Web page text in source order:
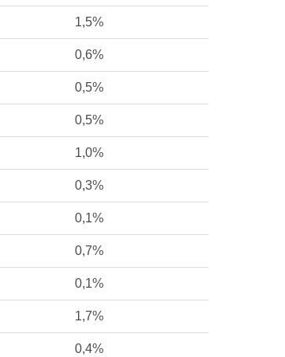
1,5%
0,6%
0,5%
0,5%
1,0%
0,3%
0,1%
0,7%
0,1%
1,7%
0,4%